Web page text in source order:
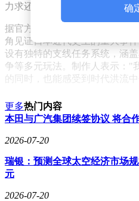
力求还原时代特征。
据官方透露，游戏采用非线性
角见证日本近代史上的重大事
设有独特的支线任务系统，涵
争等多元玩法。制作人表示："
的同时，也能感受到时代洪流
确
更多热门内容
本田与广汽集团续签协议 将合
2026-07-20
瑞银：预测全球太空经济市场
元
2026-07-20